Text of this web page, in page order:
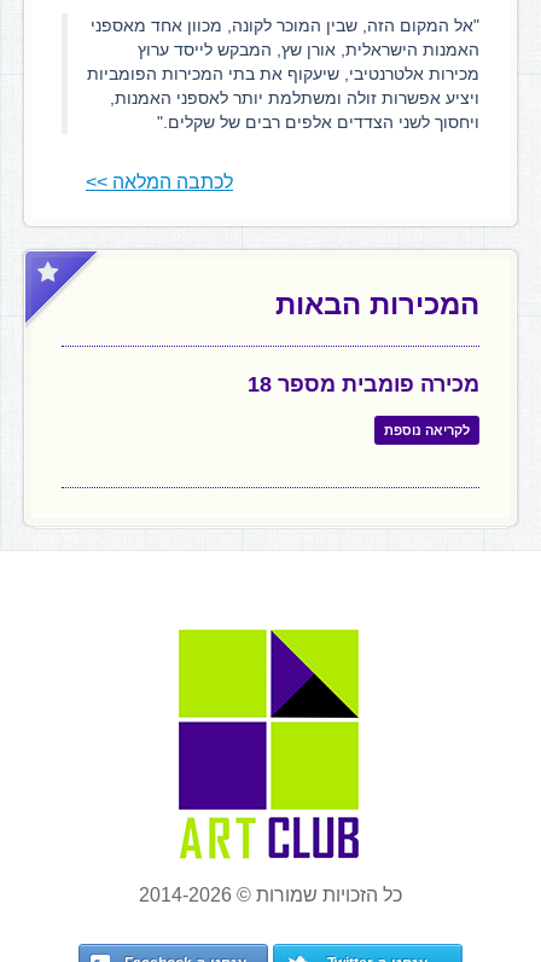
"אל המקום הזה, שבין המוכר לקונה, מכוון אחד מאספני
האמנות הישראלית, אורן שץ, המבקש לייסד ערוץ
מכירות אלטרנטיבי, שיעקוף את בתי המכירות הפומביות
ויציע אפשרות זולה ומשתלמת יותר לאספני האמנות,
ויחסוך לשני הצדדים אלפים רבים של שקלים."
לכתבה המלאה >>
המכירות הבאות
מכירה פומבית מספר 18
לקריאה נוספת
כל הזכויות שמורות © 2014-2026